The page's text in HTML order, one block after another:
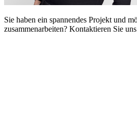
Sie haben ein spannendes Projekt und
zusammenarbeiten? Kontaktieren Sie